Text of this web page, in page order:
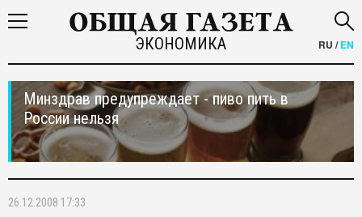
ЭКОНОМИКА RU /EN
Минздрав предупреждает - пиво пить в
России нельзя
26.12.2008 17:33